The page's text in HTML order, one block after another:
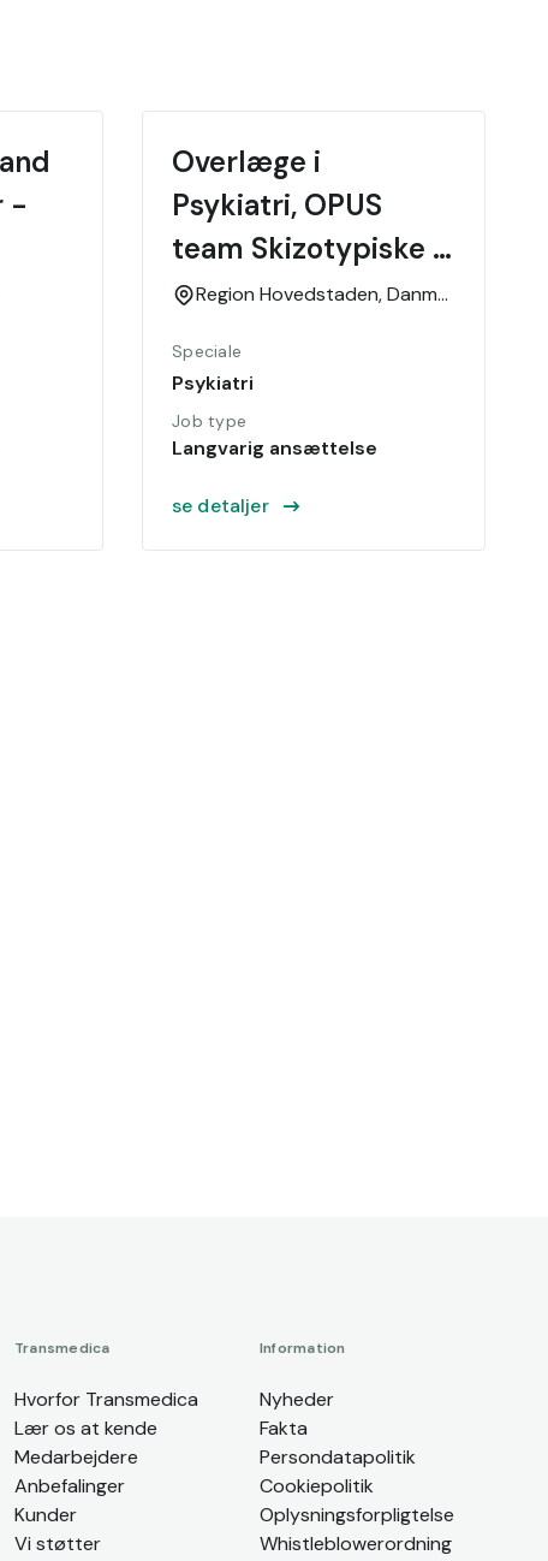
-
Overlæge i
Psykiatri, OPUS
team Skizotypiske
sindslidelser
Region Hovedstaden,Danmark
Speciale
Psykiatri
Job type
Langvarig ansættelse
se detaljer
Transmedica
Hvorfor Transmedica
Lær os at kende
Medarbejdere
Anbefalinger
Kunder
Vi støtter
Information
Nyheder
Fakta
Persondatapolitik
Cookiepolitik
Oplysningsforpligtelse
Whistleblowerordning